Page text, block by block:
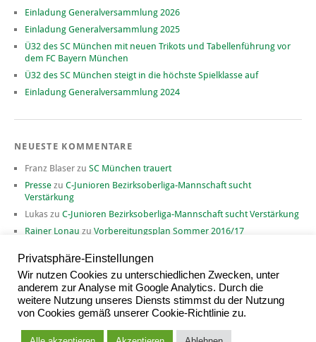
Einladung Generalversammlung 2026
Einladung Generalversammlung 2025
Ü32 des SC München mit neuen Trikots und Tabellenführung vor
dem FC Bayern München
Ü32 des SC München steigt in die höchste Spielklasse auf
Einladung Generalversammlung 2024
NEUESTE KOMMENTARE
Franz Blaser zu SC München trauert
Presse zu C-Junioren Bezirksoberliga-Mannschaft sucht
Verstärkung
Lukas zu C-Junioren Bezirksoberliga-Mannschaft sucht Verstärkung
Rainer Lonau zu Vorbereitungsplan Sommer 2016/17
ARCHIV
Privatsphäre-Einstellungen
Wir nutzen Cookies zu unterschiedlichen Zwecken, unter
anderem zur Analyse mit Google Analytics. Durch die
weitere Nutzung unseres Diensts stimmst du der Nutzung
von Cookies gemäß unserer Cookie-Richtlinie zu.